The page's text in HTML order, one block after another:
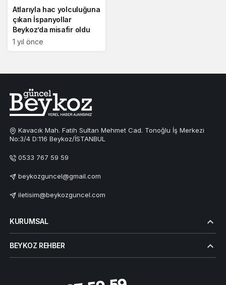
Atlarıyla hac yolculuğuna
çıkan İspanyollar
Beykoz’da misafir oldu
1 yıl önce
Kavacık Mah. Fatih Sultan Mehmet Cad. Tonoğlu İş Merkezi
No:3/4 D:116 Beykoz/İSTANBUL
0533 767 59 59
beykozguncel@gmail.com
iletisim@beykozguncel.com
KURUMSAL
BEYKOZ REHBER